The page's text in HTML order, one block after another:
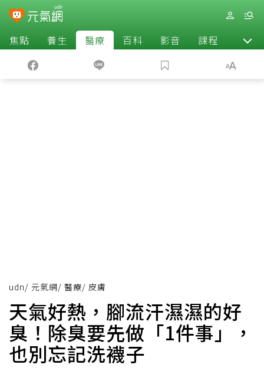
焦點 養生 醫療 百科 影音 課程 退休
udn/ 元氣網/ 醫療/ 皮膚
天氣好熱，腳流汗濕濕的好
臭！除臭要先做「1件事」，
也別忘記洗襪子